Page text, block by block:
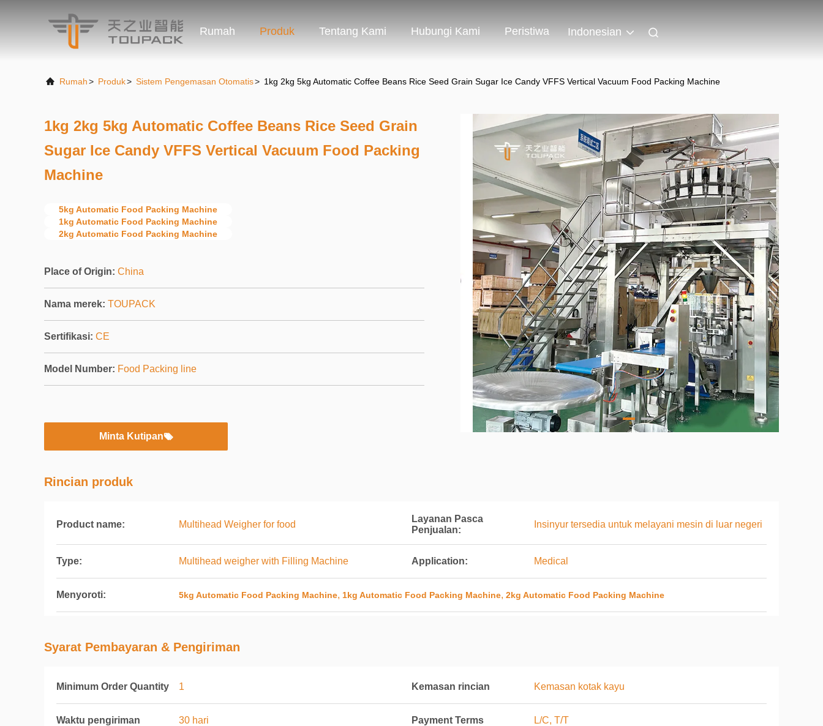
Rumah Produk Tentang Kami Hubungi Kami Peristiwa Indonesian
Rumah> Produk> Sistem Pengemasan Otomatis> 1kg 2kg 5kg Automatic Coffee Beans Rice Seed Grain Sugar Ice Candy VFFS Vertical Vacuum Food Packing Machine
1kg 2kg 5kg Automatic Coffee Beans Rice Seed Grain
Sugar Ice Candy VFFS Vertical Vacuum Food Packing
Machine
5kg Automatic Food Packing Machine
1kg Automatic Food Packing Machine
2kg Automatic Food Packing Machine
Place of Origin: China
Nama merek: TOUPACK
Sertifikasi: CE
Model Number: Food Packing line
Minta Kutipan
Rincian produk
Product name: Multihead Weigher for food
Layanan Pasca
Penjualan:
Insinyur tersedia untuk melayani mesin di luar negeri
Type: Multihead weigher with Filling Machine Application: Medical
Menyoroti: 5kg Automatic Food Packing Machine, 1kg Automatic Food Packing Machine, 2kg Automatic Food Packing Machine
Syarat Pembayaran & Pengiriman
Minimum Order Quantity 1 Kemasan rincian Kemasan kotak kayu
Waktu pengiriman 30 hari Payment Terms L/C, T/T